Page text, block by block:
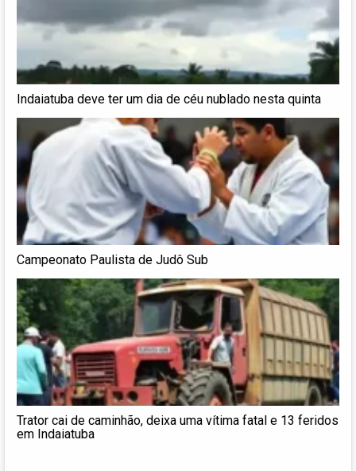
Indaiatuba deve ter um dia de céu nublado nesta quinta
Campeonato Paulista de Judô Sub
Trator cai de caminhão, deixa uma vítima fatal e 13 feridos
em Indaiatuba